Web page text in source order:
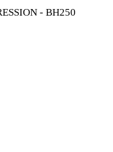
đến
2,300,000₫